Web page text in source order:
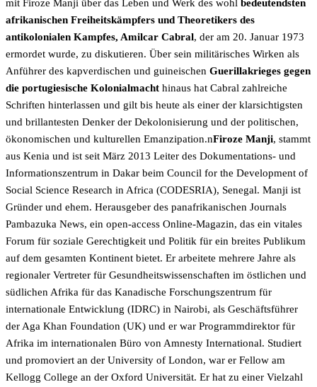
mit Firoze Manji über das Leben und Werk des wohl bedeutendsten
afrikanischen Freiheitskämpfers und Theoretikers des
antikolonialen Kampfes, Amilcar Cabral, der am 20. Januar 1973
ermordet wurde, zu diskutieren. Über sein militärisches Wirken als
Anführer des kapverdischen und guineischen Guerillakrieges gegen
die portugiesische Kolonialmacht hinaus hat Cabral zahlreiche
Schriften hinterlassen und gilt bis heute als einer der klarsichtigsten
und brillantesten Denker der Dekolonisierung und der politischen,
ökonomischen und kulturellen Emanzipation.nFiroze Manji, stammt
aus Kenia und ist seit März 2013 Leiter des Dokumentations- und
Informationszentrum in Dakar beim Council for the Development of
Social Science Research in Africa (CODESRIA), Senegal. Manji ist
Gründer und ehem. Herausgeber des panafrikanischen Journals
Pambazuka News, ein open-access Online-Magazin, das ein vitales
Forum für soziale Gerechtigkeit und Politik für ein breites Publikum
auf dem gesamten Kontinent bietet. Er arbeitete mehrere Jahre als
regionaler Vertreter für Gesundheitswissenschaften im östlichen und
südlichen Afrika für das Kanadische Forschungszentrum für
internationale Entwicklung (IDRC) in Nairobi, als Geschäftsführer
der Aga Khan Foundation (UK) und er war Programmdirektor für
Afrika im internationalen Büro von Amnesty International. Studiert
und promoviert an der University of London, war er Fellow am
Kellogg College an der Oxford Universität. Er hat zu einer Vielzahl